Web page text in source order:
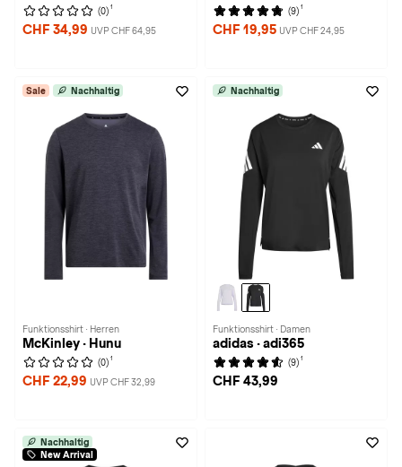
(0) 1
CHF 34,99 UVP CHF 64,95
(9) 1
CHF 19,95 UVP CHF 24,95
Sale Nachhaltig
Funktionsshirt · Herren
McKinley · Hunu
(0) 1
CHF 22,99 UVP CHF 32,99
Nachhaltig
Funktionsshirt · Damen
adidas · adi365
(9) 1
CHF 43,99
Nachhaltig
New Arrival